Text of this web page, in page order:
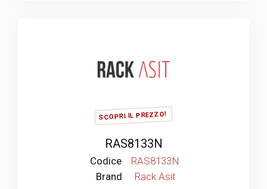
SCOPRI IL PREZZO!
RAS8133N
Codice
RAS8133N
Brand
Rack Asit